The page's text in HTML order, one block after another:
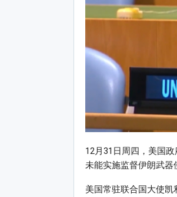
12月31日周四，美国
未能实施监督伊朗武器
美国常驻联合国大使凯